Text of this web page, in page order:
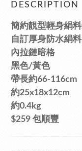
DESCRIPTION
簡約靚型輕身絹
自訂厚身防水絹料
內拉鏈暗格
黑色/黃色
帶長約66-116cm
約25x18x12cm
約0.4kg
$259 包順豐